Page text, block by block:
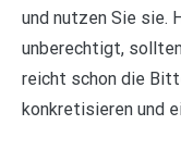
und nutzen Sie sie.
unberechtigt,
reicht schon die
konkretisieren und